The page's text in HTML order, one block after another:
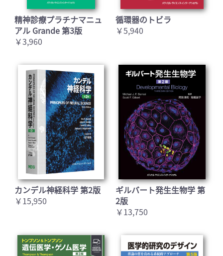
精神診療プラチナマニュ
アル Grande 第3版
￥3,960
循環器のトビラ
￥5,940
カンデル神経科学 第2版
￥15,950
ギルバート発生生物学 第
2版
￥13,750